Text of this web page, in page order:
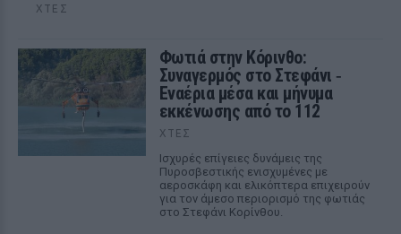
ΧΤΕΣ
Φωτιά στην Κόρινθο:
Συναγερμός στο Στεφάνι ‑
Εναέρια μέσα και μήνυμα
εκκένωσης από το 112
ΧΤΕΣ
Ισχυρές επίγειες δυνάμεις της
Πυροσβεστικής ενισχυμένες με
αεροσκάφη και ελικόπτερα επιχειρούν
για τον άμεσο περιορισμό της φωτιάς
στο Στεφάνι Κορίνθου.